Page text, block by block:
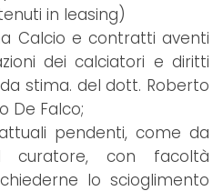
in leasing)
Calcio e contratti aventi
dei calciatori e diritti
stima. del dott. Roberto
De Falco;
pendenti, come da
curatore, con facoltà
lo scioglimento